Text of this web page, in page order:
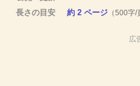
長さの目安
約 2 ページ （500字/
広